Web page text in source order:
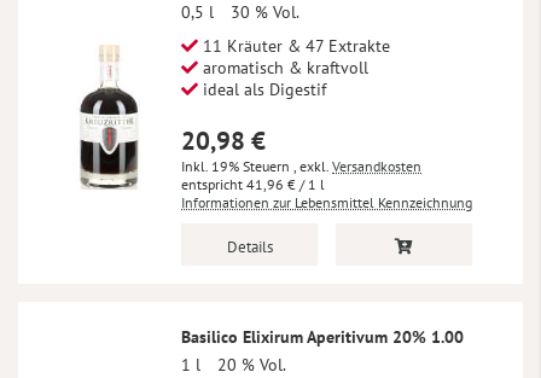
0,5 l
30 % Vol.
11 Kräuter & 47 Extrakte
aromatisch & kraftvoll
ideal als Digestif
20,98 €
Inkl. 19% Steuern , exkl. Versandkosten
41,96 € / 1 l
Informationen zur Lebensmittel Kennzeichnung
Details
Basilico Elixirum Aperitivum 20% 1.00
1 l
20 % Vol.